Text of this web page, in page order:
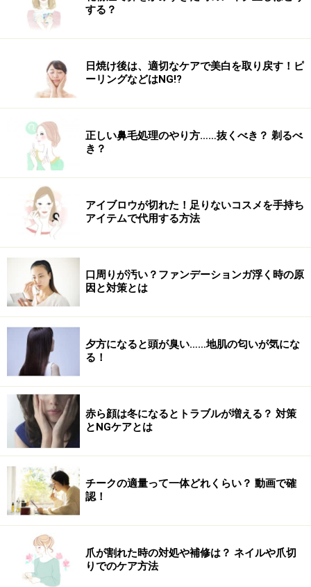
3. 2の毛束を三つ編みにします。やや顔の近くにもって
きて、浮かないようににやや下にひっぱりながら編むと
三つ編みしたらシリコンゴムでまとめる
4. 全部編むのではなく2、3回三つ編みをつくればいいで
す。編み上がりがこちらです。
しっかりテンションかけて巻きつける
5. ゴムでまとめた部分より毛先から少しだけ毛束をとっ
て結び目に巻きつけます。巻けるだけしっかり巻きつけ
ましょう。
する？
日焼け後は、適切なケアで美白を取り戻す！ピ
ーリングなどはNG!?
正しい鼻毛処理のやり方……抜くべき？ 剃るべ
き？
アイブロウが切れた！足りないコスメを手持ち
アイテムで代用する方法
口周りが汚い？ファンデーションガ浮く時の原
因と対策とは
夕方になると頭が臭い……地肌の匂いが気にな
る！
赤ら顔は冬になるとトラブルが増える？ 対策
とNGケアとは
チークの適量って一体どれくらい？ 動画で確
認！
爪が割れた時の対処や補修は？ ネイルや爪切
りでのケア方法